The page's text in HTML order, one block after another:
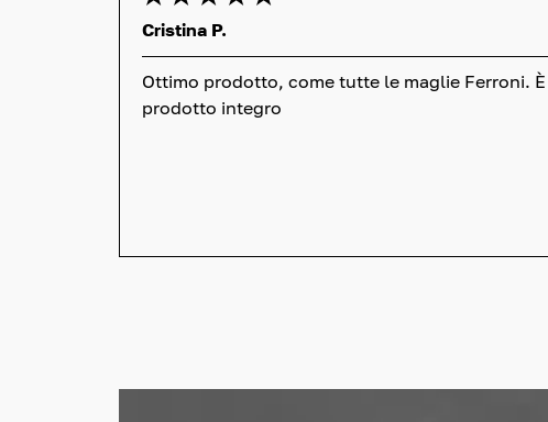
Cristina P.
Ottimo prodotto, come tutte le maglie Ferroni.
prodotto integro